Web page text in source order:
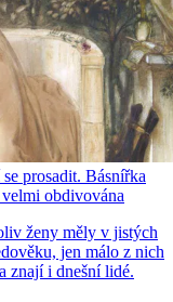
prosadit. Básnířka
obdivována
ženy měly v jistých
jen málo z nich
znají i dnešní lidé.